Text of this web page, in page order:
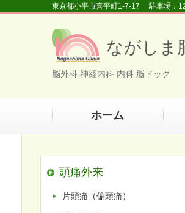
ながしま
脳外科 神経内科 内科 脳ドック
東京都小平市喜平町1-7-17 駐車場：
ホーム
頭痛外来
片頭痛（偏頭痛）